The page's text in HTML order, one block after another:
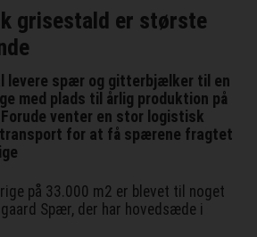
grisestald er største
levere spær og gitterbjælker til en
med plads til årlig produktion på
venter en stor logistisk
for at få spærene fragtet
på 33.000 m2 er blevet til noget
Spær, der har hovedsæde i